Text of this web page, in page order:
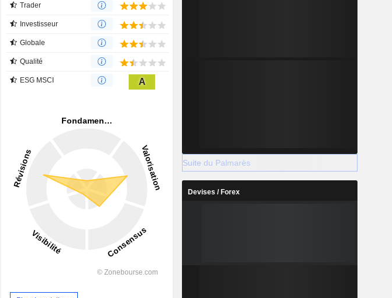
Trader
Investisseur
Globale
Qualité
ESG MSCI A
Suite du Palmarès
Devises / Forex